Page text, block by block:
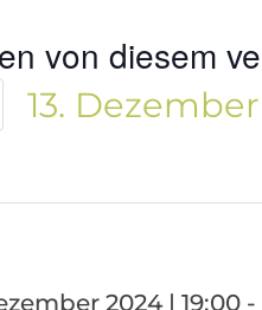
von diesem
13.
2024 | 19:00-